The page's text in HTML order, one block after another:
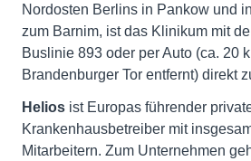
Nordosten Berlins in Pankow und
zum Barnim, ist das Klinikum mit
Buslinie 893 oder per Auto (ca. 20
Brandenburger Tor entfernt) direkt
Helios ist Europas führender
Krankenhausbetreiber mit
Mitarbeitern. Zum Unternehmen